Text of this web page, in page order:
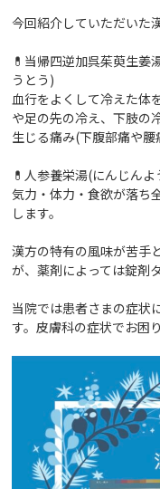
今回紹介していただいた
💊当帰四逆加呉茱萸生姜
うとう)
血行をよくして冷えた体
や足の先の冷え、下肢の
生じる痛み(下腹部痛や腰
💊人参養栄湯(にんじん
気力・体力・食欲が落ち
します。
漢方の特有の風味が苦手
が、薬剤によっては錠剤
当院では患者さまの症状
す。皮膚科の症状でお困